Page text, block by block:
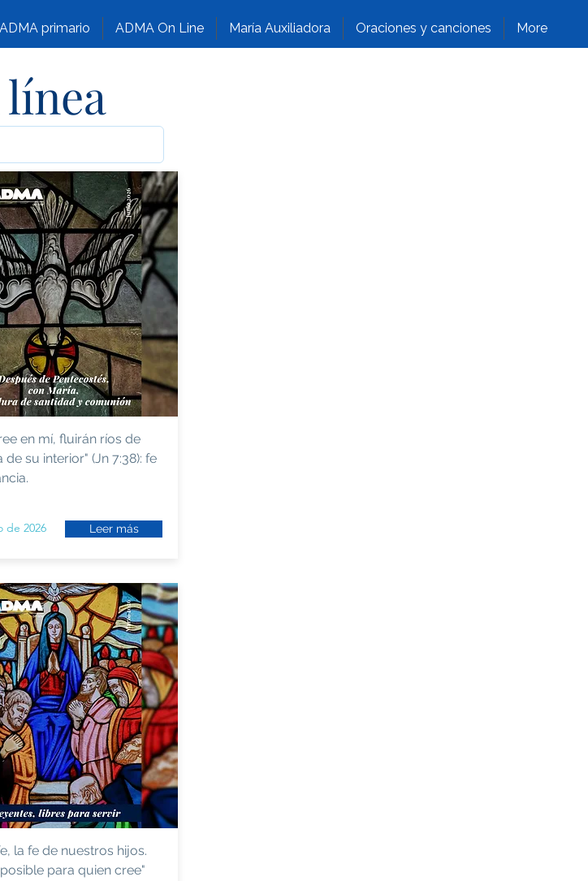
ADMA primario ADMA On Line María Auxiliadora Oraciones y canciones More
en mí, fluirán ríos de
de su interior" (Jn 7:38): fe
de 2026 Leer más
la fe de nuestros hijos.
para quien cree"